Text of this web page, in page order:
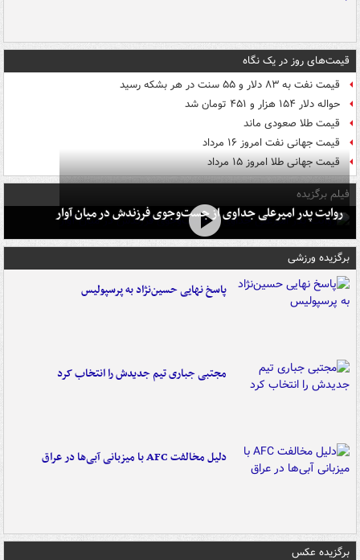
قیمت‌های روز در یک نگاه
قیمت نفت به ۸۳ دلار و ۵۵ سنت در هر بشکه رسید
حواله دلار ۱۵۴ هزار و ۴۵۱ تومان شد
قیمت طلا صعودی ماند
قیمت جهانی نفت امروز ۱۶ مرداد
قیمت جهانی طلا امروز ۱۵ مرداد
فیلم برگزیده
روایت پدر امیرعلی جداوی از جست‌وجوی فرزندش در میان آوار
برگزیده ورزشی
پاسخ نهایی حسین‌نژاد به پرسپولیس
مجتبی جباری تیم جدیدش را انتخاب کرد
دلیل مخالفت AFC با میزبانی آبی‌ها در عراق
برگزیده عکس